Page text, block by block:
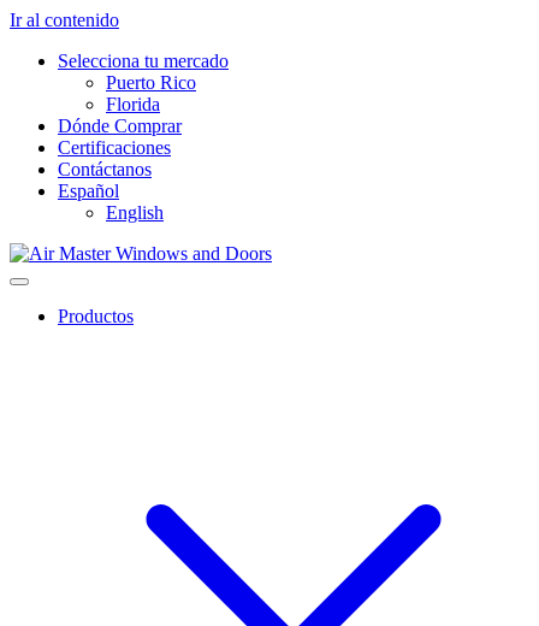
Ir al contenido
Selecciona tu mercado
Puerto Rico
Florida
Dónde Comprar
Certificaciones
Contáctanos
Español
English
Productos